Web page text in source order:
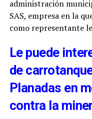
administración
SAS, empresa en la
como representante
Le puede
de
Planadas en
contra la